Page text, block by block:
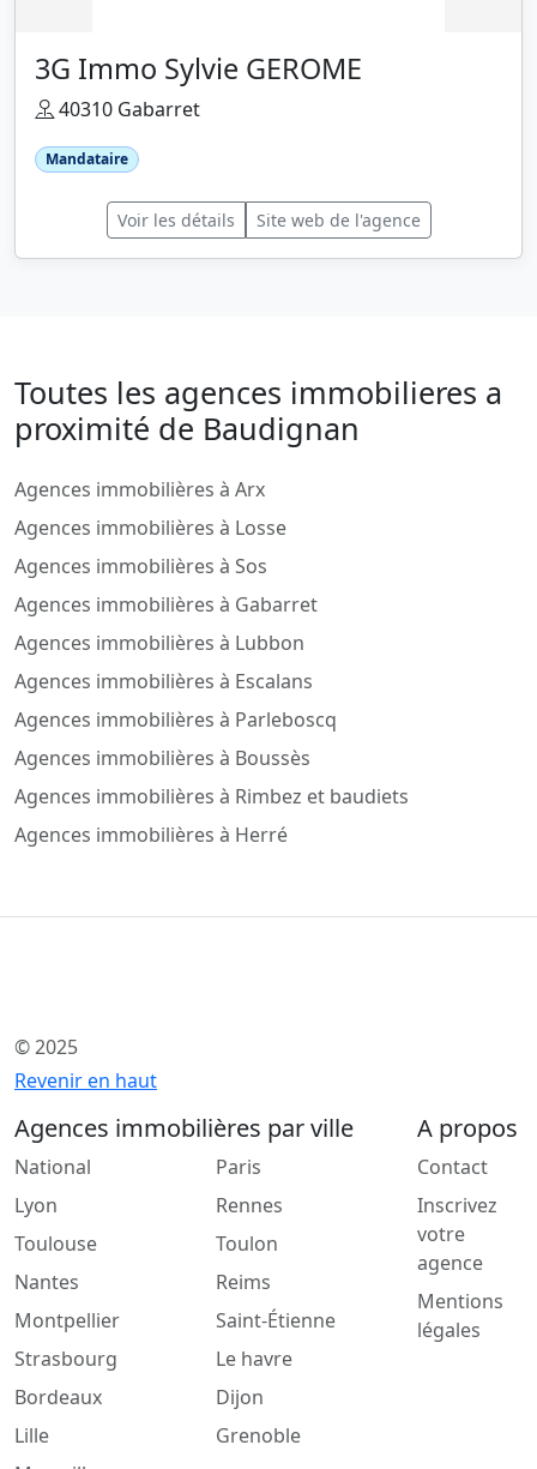
3G Immo Sylvie GEROME
40310 Gabarret
Mandataire
Voir les détails Site web de l'agence
Toutes les agences immobilieres a
proximité de Baudignan
Agences immobilières à Arx
Agences immobilières à Losse
Agences immobilières à Sos
Agences immobilières à Gabarret
Agences immobilières à Lubbon
Agences immobilières à Escalans
Agences immobilières à Parleboscq
Agences immobilières à Boussès
Agences immobilières à Rimbez et baudiets
Agences immobilières à Herré
© 2025
Revenir en haut
Agences immobilières par ville
National
Lyon
Toulouse
Nantes
Montpellier
Strasbourg
Bordeaux
Lille
Paris
Rennes
Toulon
Reims
Saint-Étienne
Le havre
Dijon
Grenoble
A propos
Contact
Inscrivez
votre
agence
Mentions
légales